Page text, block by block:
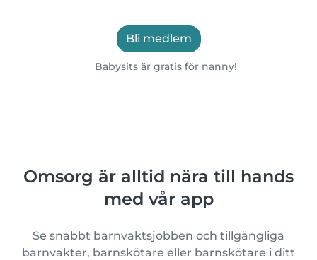
Bli medlem
Babysits är gratis för nanny!
Omsorg är alltid nära till hands
med vår app
Se snabbt barnvaktsjobben och tillgängliga
barnvakter, barnskötare eller barnskötare i ditt